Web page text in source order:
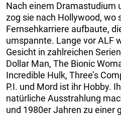
Nach einem Dramastudium
zog sie nach Hollywood, wo
Fernsehkarriere aufbaute,
umspannte. Lange vor ALF
Gesicht in zahlreichen
Dollar Man, The Bionic
Incredible Hulk, Three’s
P.I. und Mord ist ihr Hobby.
natürliche Ausstrahlung
und 1980er Jahren zu einer